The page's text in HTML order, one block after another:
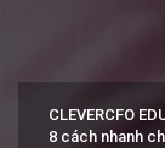
CLEVERCFO
8 cách nhanh